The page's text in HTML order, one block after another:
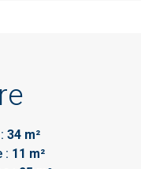
34 m²
: 11 m²